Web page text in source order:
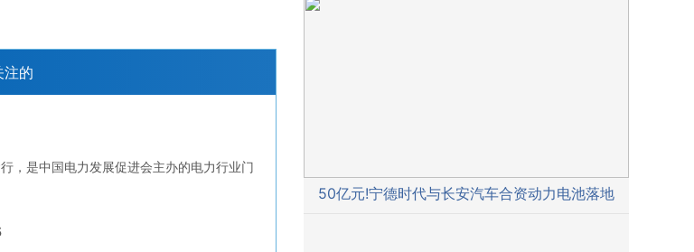
注的
，是中国电力发展促进会主办的电力行业门
50亿元!宁德时代与长安汽车合资动力电池落地